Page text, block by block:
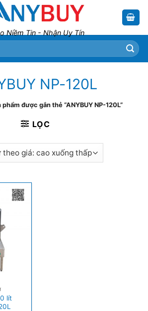
Niềm Tin - Nhận Uy Tín
NP-120L
phẩm được gắn thẻ “ANYBUY NP-120L”
LỌC
lít